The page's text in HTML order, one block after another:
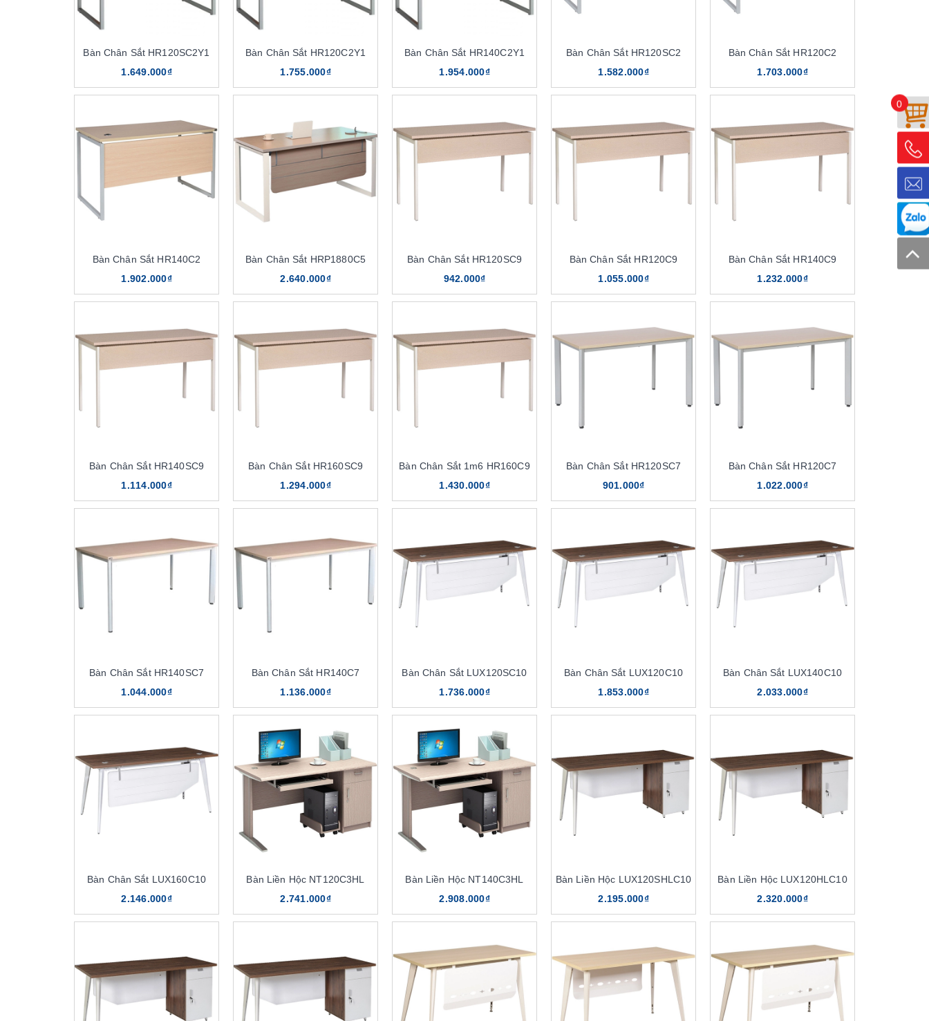
Bàn Chân Sắt HR120SC2Y1
1.649.000₫
Bàn Chân Sắt HR120C2Y1
1.755.000₫
Bàn Chân Sắt HR140C2Y1
1.954.000₫
Bàn Chân Sắt HR120SC2
1.582.000₫
Bàn Chân Sắt HR120C2
1.703.000₫
Bàn Chân Sắt HR140C2
1.902.000₫
Bàn Chân Sắt HRP1880C5
2.640.000₫
Bàn Chân Sắt HR120SC9
942.000₫
Bàn Chân Sắt HR120C9
1.055.000₫
Bàn Chân Sắt HR140C9
1.232.000₫
Bàn Chân Sắt HR140SC9
1.114.000₫
Bàn Chân Sắt HR160SC9
1.294.000₫
Bàn Chân Sắt 1m6 HR160C9
1.430.000₫
Bàn Chân Sắt HR120SC7
901.000₫
Bàn Chân Sắt HR120C7
1.022.000₫
Bàn Chân Sắt HR140SC7
1.044.000₫
Bàn Chân Sắt HR140C7
1.136.000₫
Bàn Chân Sắt LUX120SC10
1.736.000₫
Bàn Chân Sắt LUX120C10
1.853.000₫
Bàn Chân Sắt LUX140C10
2.033.000₫
Bàn Chân Sắt LUX160C10
2.146.000₫
Bàn Liền Hộc NT120C3HL
2.741.000₫
Bàn Liền Hộc NT140C3HL
2.908.000₫
Bàn Liền Hộc LUX120SHLC10
2.195.000₫
Bàn Liền Hộc LUX120HLC10
2.320.000₫
0